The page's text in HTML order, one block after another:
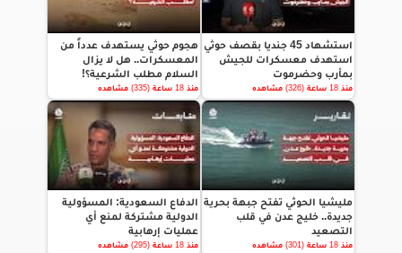
استشهاد 45 جنديا بقصف حوثي
استهدف معسكرات للجيش
بمأرب وحضرموت
منذ 18 ساعة (326) مشاهده
هجوم حوثي يستهدف عدداً من
المعسكرات.. هل لا يزال
السلام مطلب الشرعية؟!
منذ 18 ساعة (335) مشاهده
مليشيا الحوثي تفتح جبهة بحرية
جديدة.. خليج عدن في قلب
التصعيد
منذ 18 ساعة (301) مشاهده
الدفاع السعودية: المسؤولية
الدولية مشتركة لمنع أي
عمليات إرهابية
منذ 18 ساعة (295) مشاهده